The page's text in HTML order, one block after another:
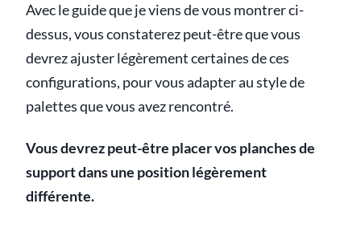
Avec le guide que je viens de vous montrer ci-
dessus, vous constaterez peut-être que vous
devrez ajuster légèrement certaines de ces
configurations, pour vous adapter au style de
palettes que vous avez rencontré.
Vous devrez peut-être placer vos planches de
support dans une position légèrement
différente.